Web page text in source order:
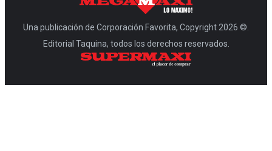
Una publicación de Corporación Favorita, Copyright 2026 ©.
Editorial Taquina, todos los derechos reservados.